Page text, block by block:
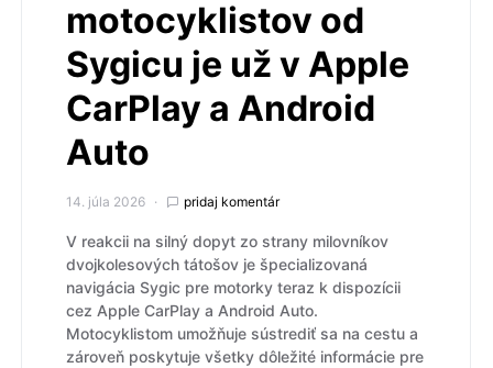
motocyklistov od
Sygicu je už v Apple
CarPlay a Android
Auto
14. júla 2026 pridaj komentár
V reakcii na silný dopyt zo strany milovníkov
dvojkolesových tátošov je špecializovaná
navigácia Sygic pre motorky teraz k dispozícii
cez Apple CarPlay a Android Auto.
Motocyklistom umožňuje sústrediť sa na cestu a
zároveň poskytuje všetky dôležité informácie pre